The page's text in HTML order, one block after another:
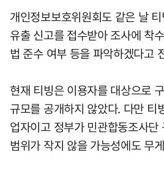
개인정보보호위원회도 같은 날
유출 신고를 접수받아 조사에 착
법 준수 여부 등을 파악하겠다고
현재 티빙은 이용자를 대상으로
규모를 공개하지 않았다. 다만 티
업자이고 정부가 민관합동조사
범위가 작지 않을 가능성에도 무